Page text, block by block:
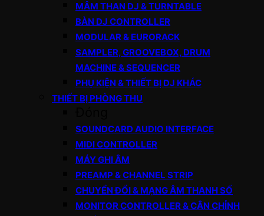
MÂM THAN DJ & TURNTABLE
BÀN DJ CONTROLLER
MODULAR & EURORACK
SAMPLER, GROOVEBOX, DRUM
MACHINE & SEQUENCER
PHỤ KIỆN & THIẾT BỊ DJ KHÁC
THIẾT BỊ PHÒNG THU
SOUNDCARD AUDIO INTERFACE
MIDI CONTROLLER
MÁY GHI ÂM
PREAMP & CHANNEL STRIP
CHUYỂN ĐỔI & MẠNG ÂM THANH SỐ
MONITOR CONTROLLER & CÂN CHỈNH